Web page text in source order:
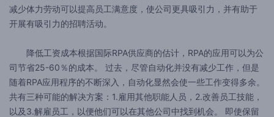
减少体力劳动可以提高员工满意度，使公司更具吸引力，并有助于
开展有吸引力的招聘活动。
降低工资成本根据国际RPA供应商的估计，RPA的应用可以为公
司节省25-60％的成本。 过去，尽管自动化并没有减少工作，但是
随着RPA应用程序的不断深入，自动化显然会使一些工作变得多余。
共有三种可能的解决方案：1.雇用其他职能人员，2.改善员工技能，
以及3.解雇员工，以便他们可以在其他公司中找到机会。 即使保留